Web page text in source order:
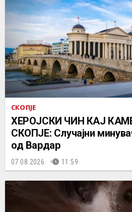
СКОПЈЕ
ХЕРОЈСКИ ЧИН КАЈ
СКОПЈЕ: Случајни
од Вардар
07.08.2026. 11:59